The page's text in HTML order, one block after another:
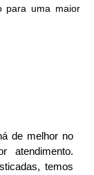
para uma maior
de melhor no
atendimento.
temos